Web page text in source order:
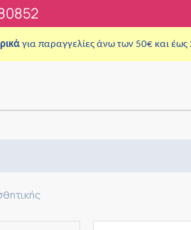
για παραγγελίες άνω των 50€ και